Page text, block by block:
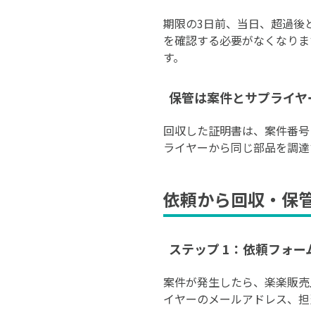
期限の3日前、当日、超過後
を確認する必要がなくなり
す。
保管は案件とサプライ
回収した証明書は、案件番
ライヤーから同じ部品を調
依頼から回収・保
ステップ 1：依頼フォー
案件が発生したら、楽楽販
イヤーのメールアドレス、